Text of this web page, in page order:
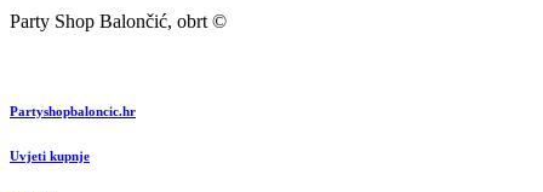
Party Shop Balončić, obrt ©
Partyshopbaloncic.hr
Uvjeti kupnje